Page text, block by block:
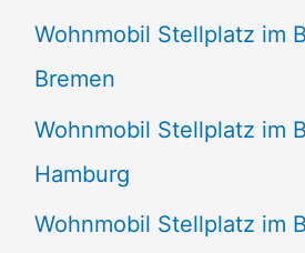
Wohnmobil Stellplatz im
Bremen
Wohnmobil Stellplatz im
Hamburg
Wohnmobil Stellplatz im